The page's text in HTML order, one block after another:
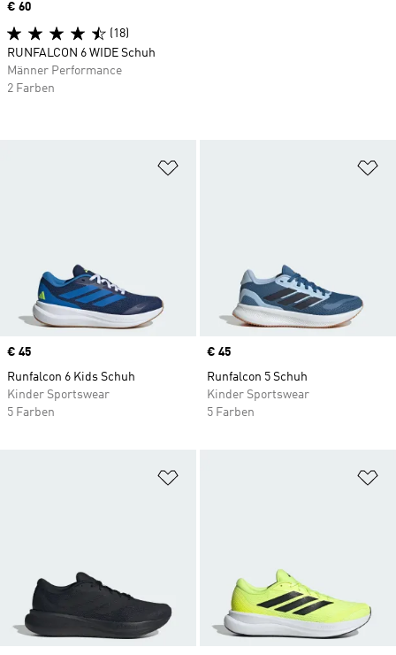
Price
€ 45
Runfalcon 6 Kids Schuh
Kinder Sportswear
5 Farben
Price
€ 45
Runfalcon 5 Schuh
Kinder Sportswear
5 Farben
Price
€ 60
(18)
RUNFALCON 6 WIDE Schuh
Männer Performance
2 Farben